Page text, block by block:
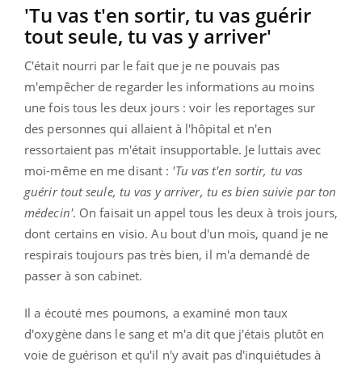
'Tu vas t'en sortir, tu vas guérir
tout seule, tu vas y arriver'
C'était nourri par le fait que je ne pouvais pas
m'empêcher de regarder les informations au moins
une fois tous les deux jours : voir les reportages sur
des personnes qui allaient à l'hôpital et n'en
ressortaient pas m'était insupportable. Je luttais avec
moi-même en me disant : 'Tu vas t'en sortir, tu vas
guérir tout seule, tu vas y arriver, tu es bien suivie par ton
médecin'. On faisait un appel tous les deux à trois jours,
dont certains en visio. Au bout d'un mois, quand je ne
respirais toujours pas très bien, il m'a demandé de
passer à son cabinet.
Il a écouté mes poumons, a examiné mon taux
d'oxygène dans le sang et m'a dit que j'étais plutôt en
voie de guérison et qu'il n'y avait pas d'inquiétudes à